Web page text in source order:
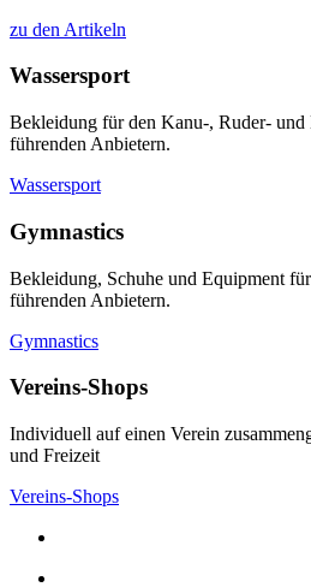
zu den Artikeln
Wassersport
Bekleidung für den Kanu-, Ruder- und
führenden Anbietern.
Wassersport
Gymnastics
Bekleidung, Schuhe und Equipment
führenden Anbietern.
Gymnastics
Vereins-Shops
Individuell auf einen Verein
und Freizeit
Vereins-Shops